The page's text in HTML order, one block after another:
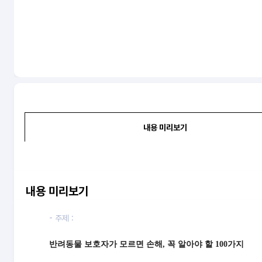
내용 미리보기
내용 미리보기
- 주제 :
반려동물 보호자가 모르면 손해, 꼭 알아야 할 100가지